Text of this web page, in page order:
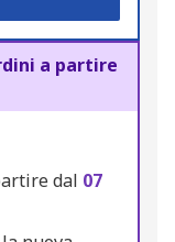
a partire
dal 07